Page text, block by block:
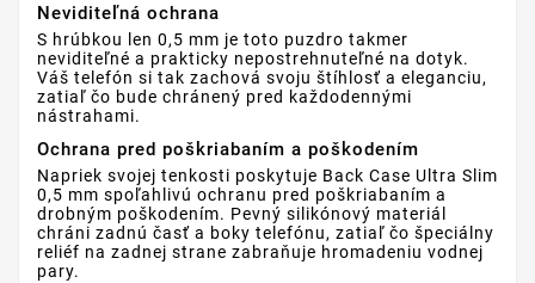
Neviditeľná ochrana
S hrúbkou len 0,5 mm je toto puzdro takmer
neviditeľné a prakticky nepostrehnuteľné na dotyk.
Váš telefón si tak zachová svoju štíhlosť a eleganciu,
zatiaľ čo bude chránený pred každodennými
nástrahami.
Ochrana pred poškriabaním a poškodením
Napriek svojej tenkosti poskytuje Back Case Ultra Slim
0,5 mm spoľahlivú ochranu pred poškriabaním a
drobným poškodením. Pevný silikónový materiál
chráni zadnú časť a boky telefónu, zatiaľ čo špeciálny
reliéf na zadnej strane zabraňuje hromadeniu vodnej
pary.